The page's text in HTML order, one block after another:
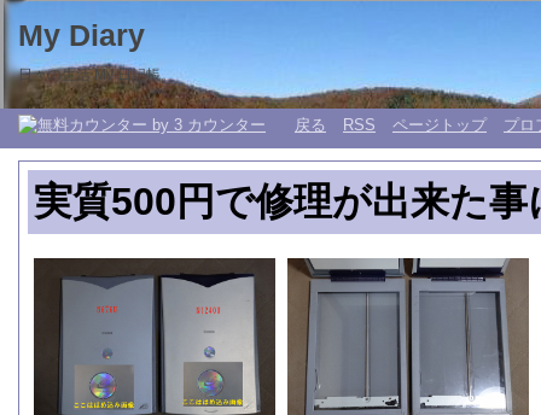
My Diary
日々の生活 My 日記帳。
戻る RSS ページトップ プロ
実質500円で修理が出来た